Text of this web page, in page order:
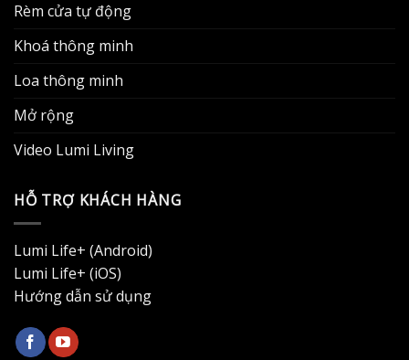
Rèm cửa tự động
Khoá thông minh
Loa thông minh
Mở rộng
Video Lumi Living
HỖ TRỢ KHÁCH HÀNG
Lumi Life+ (Android)
Lumi Life+ (iOS)
Hướng dẫn sử dụng